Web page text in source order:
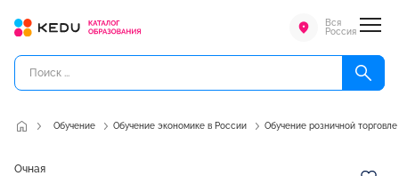
Вся
Россия
Обучение Обучение экономике в России Обучение розничной
Очная